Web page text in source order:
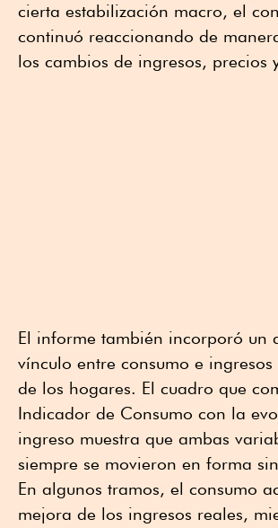
cierta estabilización macro, el
continuó reaccionando de
los cambios de ingresos, precios
El informe también incorporó un
vínculo entre consumo e
de los hogares. El cuadro que
Indicador de Consumo con la
ingreso muestra que ambas
siempre se movieron en forma
En algunos tramos, el consumo
mejora de los ingresos reales,